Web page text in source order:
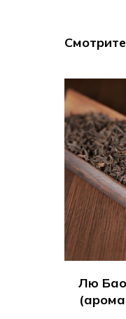
Лю Бао